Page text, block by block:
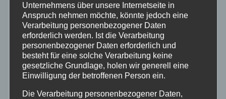
Umleitung Linie 7
• B9 – Abfahrt Eifelstraße – Von-Kuhl-
Straße
Unternehmens über unsere Internetseite in
Anspruch nehmen möchte, könnte jedoch eine
Verarbeitung personenbezogener Daten
erforderlich werden. Ist die Verarbeitung
personenbezogener Daten erforderlich und
besteht für eine solche Verarbeitung keine
gesetzliche Grundlage, holen wir generell eine
Einwilligung der betroffenen Person ein.
Die Verarbeitung personenbezogener Daten,